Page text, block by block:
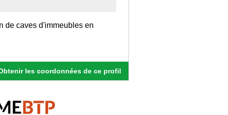
de caves d'immeubles en
les coordonnées de ce profil